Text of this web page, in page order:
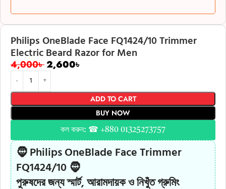
Philips OneBlade Face FQ1424/10 Trimmer
Electric Beard Razor for Men
4,000৳2,600৳
ADD TO CART
BUY NOW
কল করুন: ☎ +880 01325273757
🧔Philips OneBlade Face Trimmer
FQ1424/10 🧔
পুরুষদের জন্য স্মার্ট, আরামদায়ক ও নিখুঁত গ্রুমিং